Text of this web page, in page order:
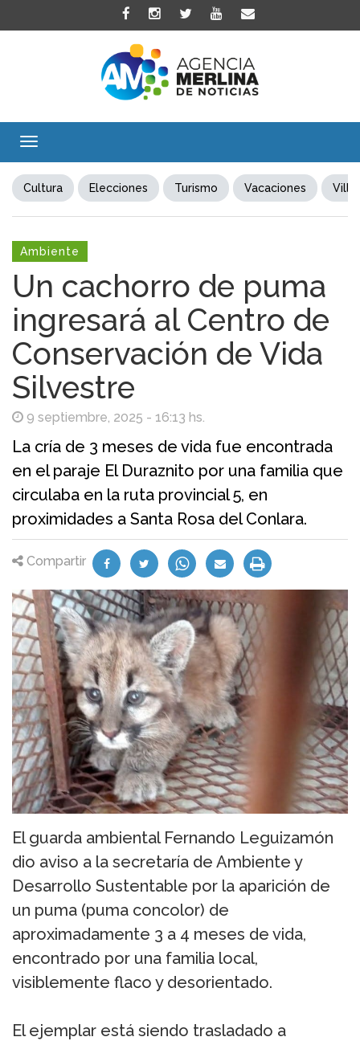
Toggle
Cultura Elecciones Turismo Vacaciones Villa
Ambiente
Un cachorro de puma
ingresará al Centro de
Conservación de Vida
Silvestre
9 septiembre, 2025 - 16:13 hs.
La cría de 3 meses de vida fue encontrada
en el paraje El Duraznito por una familia que
circulaba en la ruta provincial 5, en
proximidades a Santa Rosa del Conlara.
Compartir
El guarda ambiental Fernando Leguizamón
dio aviso a la secretaría de Ambiente y
Desarrollo Sustentable por la aparición de
un puma (puma concolor) de
aproximadamente 3 a 4 meses de vida,
encontrado por una familia local,
visiblemente flaco y desorientado.
El ejemplar está siendo trasladado a